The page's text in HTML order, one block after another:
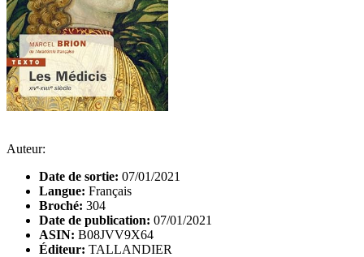
Auteur:
Date de sortie: 07/01/2021
Langue: Français
Broché: 304
Date de publication: 07/01/2021
ASIN: B08JVV9X64
Éditeur: TALLANDIER